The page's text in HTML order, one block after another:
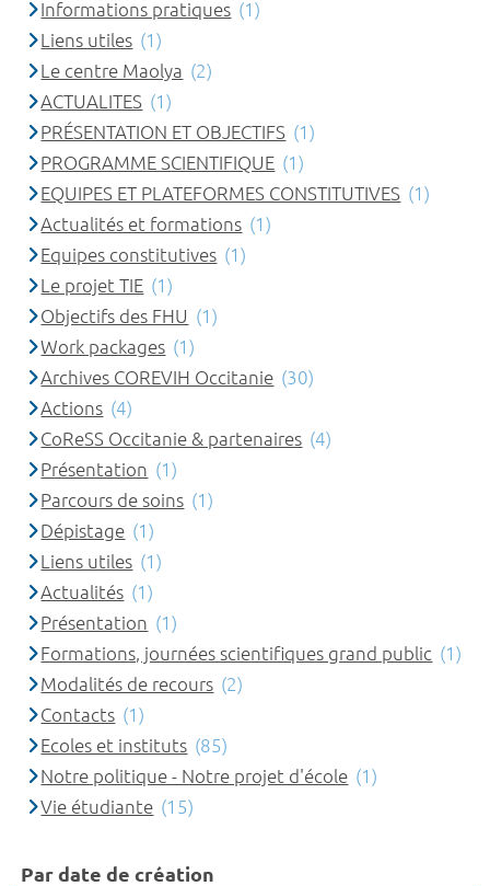
Informations pratiques (1)
Liens utiles (1)
Le centre Maolya (2)
ACTUALITES (1)
PRÉSENTATION ET OBJECTIFS (1)
PROGRAMME SCIENTIFIQUE (1)
EQUIPES ET PLATEFORMES CONSTITUTIVES (1)
Actualités et formations (1)
Equipes constitutives (1)
Le projet TIE (1)
Objectifs des FHU (1)
Work packages (1)
Archives COREVIH Occitanie (30)
Actions (4)
CoReSS Occitanie & partenaires (4)
Présentation (1)
Parcours de soins (1)
Dépistage (1)
Liens utiles (1)
Actualités (1)
Présentation (1)
Formations, journées scientifiques grand public (1)
Modalités de recours (2)
Contacts (1)
Ecoles et instituts (85)
Notre politique - Notre projet d'école (1)
Vie étudiante (15)
Par date de création